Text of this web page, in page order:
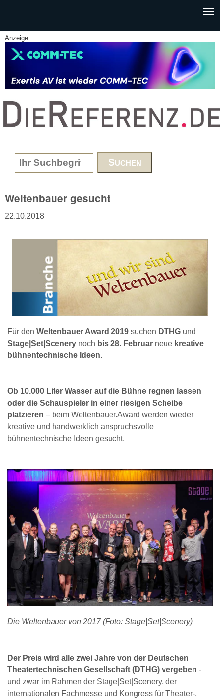
Anzeige
www.DieReferenz.de
Search form
Weltenbauer gesucht
22.10.2018
Für den Weltenbauer Award 2019 suchen DTHG und
Stage|Set|Scenery noch bis 28. Februar neue kreative
bühnentechnische Ideen.
Ob 10.000 Liter Wasser auf die Bühne regnen lassen
oder die Schauspieler in einer riesigen Scheibe
platzieren – beim Weltenbauer.Award werden wieder
kreative und handwerklich anspruchsvolle
bühnentechnische Ideen gesucht.
Die Weltenbauer von 2017 (Foto: Stage|Set|Scenery)
Der Preis wird alle zwei Jahre von der Deutschen
Theatertechnischen Gesellschaft (DTHG) vergeben -
und zwar im Rahmen der Stage|Set|Scenery, der
internationalen Fachmesse und Kongress für Theater-,